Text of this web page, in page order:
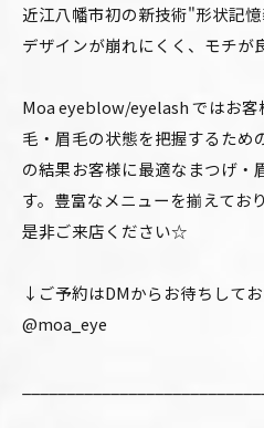
近江八幡市初の新技術"形状記
デザインが崩れにくく、モチが
Moa eyeblow/eyelash ではお
毛・眉毛の状態を把握するため
の結果お客様に最適なまつげ・
す。豊富なメニューを揃えてお
是非ご来店ください☆
↓ご予約はDMからお待ちして
@moa_eye